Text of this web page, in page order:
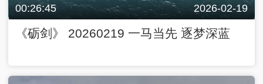
00:26:45 2026-02-19
《砺剑》 20260219 一马当先 逐梦深蓝